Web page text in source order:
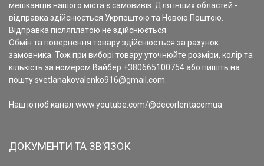
мешканців нашого міста є самовивіз. Для інших областей -
відправка здійснюється Укрпоштою та Новою Поштою.
Відправка післяплатою не здійснюється
Обмін та повернення товару здійснюється за рахунок
замовника. Тож при виборі товару уточнюйте розміри, колір та
кількість за номером Вайбер +380665100754 або пишіть на
пошту svetlanakovalenko916@gmail.com.
Наш ютюб канал www.youtube.com/@decorlentacomua
ДОКУМЕНТИ ТА ЗВ’ЯЗОК